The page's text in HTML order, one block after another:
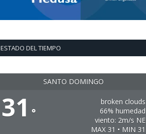
ESTADO DEL TIEMPO
SANTO DOMINGO
31 °
broken clouds
66% humedad
viento: 2m/s NE
MAX 31 • MIN 31